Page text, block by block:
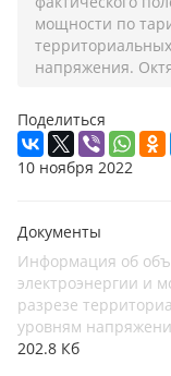
мощности по
напряжения.
Поделиться
10 ноября 2022
Документы
Информация об
электроэнергии и
разрезе
уровням
202.8 Кб